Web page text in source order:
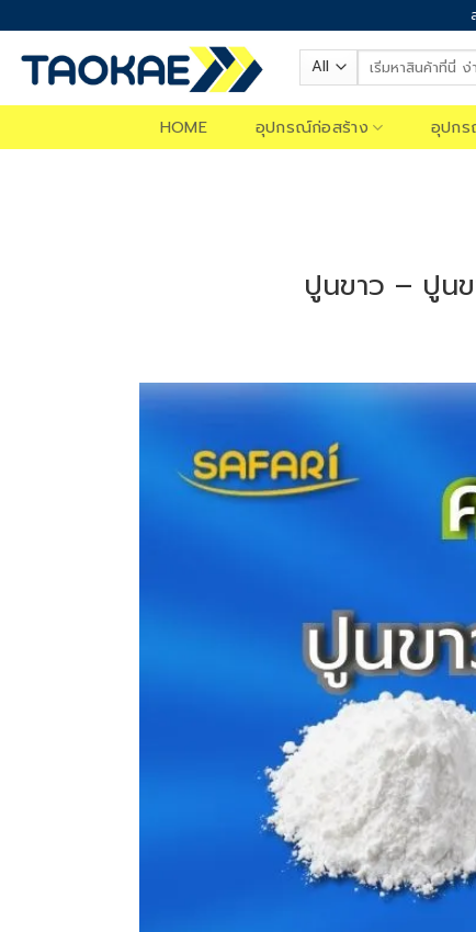
content
Search
for:
HOME อุปกรณ์ก่อสร้าง อุปก
ปูนขาว – ปูน